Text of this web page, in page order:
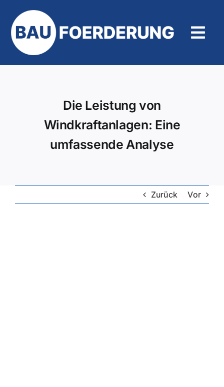
Inhalt
springen
Die Leistung von
Windkraftanlagen: Eine
umfassende Analyse
Zurück Vor